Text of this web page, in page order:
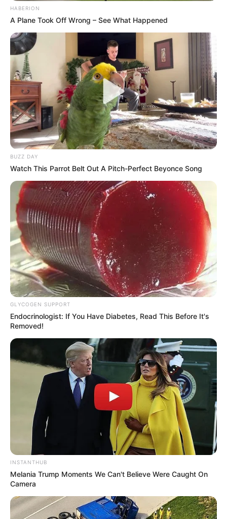
Meça sua janela, corte os pedaços de acordo com
HABERION
A Plane Took Off Wrong – See What Happened
BUZZ DAY
Watch This Parrot Belt Out A Pitch-Perfect Beyonce Song
GLYCOGEN SUPPORT
Endocrinologist: If You Have Diabetes, Read This Before It's
Removed!
INSTANTHUB
Melania Trump Moments We Can't Believe Were Caught On
Camera